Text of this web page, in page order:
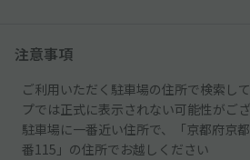
注意事項
ご利用いただく駐車場の住所で検索し
プでは正式に表示されない可能性がご
駐車場に一番近い住所で、「京都府京
番115」の住所でお越しください